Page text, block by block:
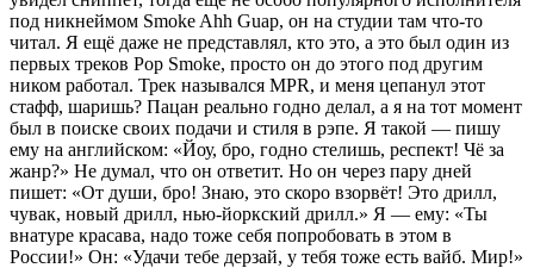
под никнеймом Smoke Ahh Guap, он на студии там что-то
читал. Я ещё даже не представлял, кто это, а это был один из
первых треков Pop Smoke, просто он до этого под другим
ником работал. Трек назывался MPR, и меня цепанул этот
стафф, шаришь? Пацан реально годно делал, а я на тот момент
был в поиске своих подачи и стиля в рэпе. Я такой — пишу
ему на английском: «Йоу, бро, годно стелишь, респект! Чё за
жанр?» Не думал, что он ответит. Но он через пару дней
пишет: «От души, бро! Знаю, это скоро взорвёт! Это дрилл,
чувак, новый дрилл, нью-йоркский дрилл.» Я — ему: «Ты
внатуре красава, надо тоже себя попробовать в этом в
России!» Он: «Удачи тебе дерзай, у тебя тоже есть вайб. Мир!»